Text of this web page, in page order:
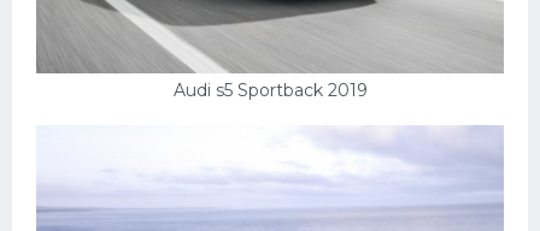
Audi s5 Sportback 2019